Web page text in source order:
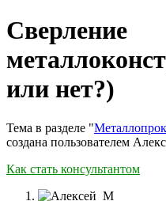
Сверление
или нет?)
Тема в разделе "
создана пользователем
Как стать консультантом